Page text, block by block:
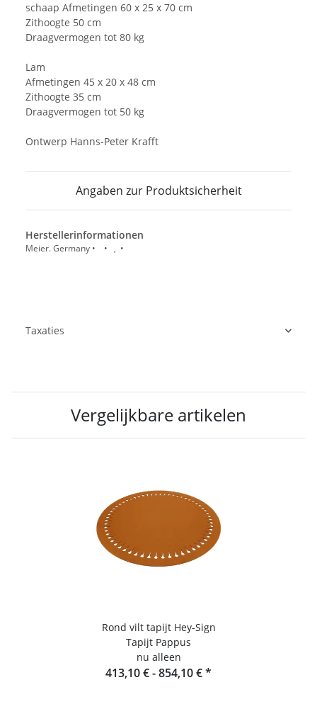
schaap Afmetingen 60 x 25 x 70 cm
Zithoogte 50 cm
Draagvermogen tot 80 kg
Lam
Afmetingen 45 x 20 x 48 cm
Zithoogte 35 cm
Draagvermogen tot 50 kg
Ontwerp Hanns-Peter Krafft
Angaben zur Produktsicherheit
Herstellerinformationen
Meier. Germany • • , •
Taxaties
Vergelijkbare artikelen
Rond vilt tapijt Hey-Sign
Tapijt Pappus
nu alleen
413,10 € -854,10 €*